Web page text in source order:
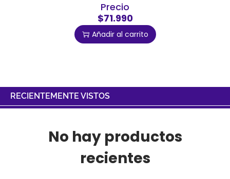
Precio
$71.990
Añadir al carrito
RECIENTEMENTE VISTOS
No hay productos
recientes